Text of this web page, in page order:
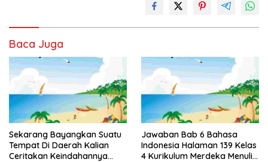
Baca Juga
Sekarang Bayangkan Suatu
Tempat Di Daerah Kalian
Ceritakan Keindahannya
Jawaban Bab 6 Bahasa
Indonesia Halaman 139 Kelas
4 Kurikulum Merdeka Menulis